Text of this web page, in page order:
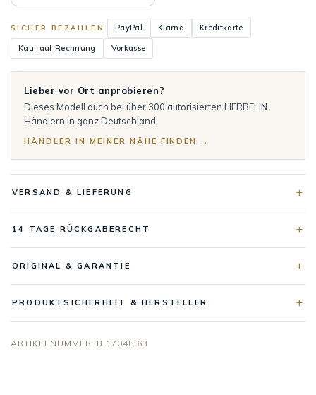
SICHER BEZAHLEN PayPal Klarna Kreditkarte
Kauf auf Rechnung Vorkasse
Lieber vor Ort anprobieren?
Dieses Modell auch bei über 300 autorisierten HERBELIN
Händlern in ganz Deutschland.
HÄNDLER IN MEINER NÄHE FINDEN →
VERSAND & LIEFERUNG
14 TAGE RÜCKGABERECHT
ORIGINAL & GARANTIE
PRODUKTSICHERHEIT & HERSTELLER
ARTIKELNUMMER: B.17048.63